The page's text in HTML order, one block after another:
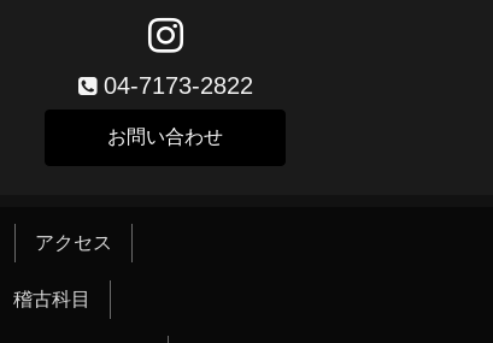
04-7173-2822
お問い合わせ
アクセス
古科目